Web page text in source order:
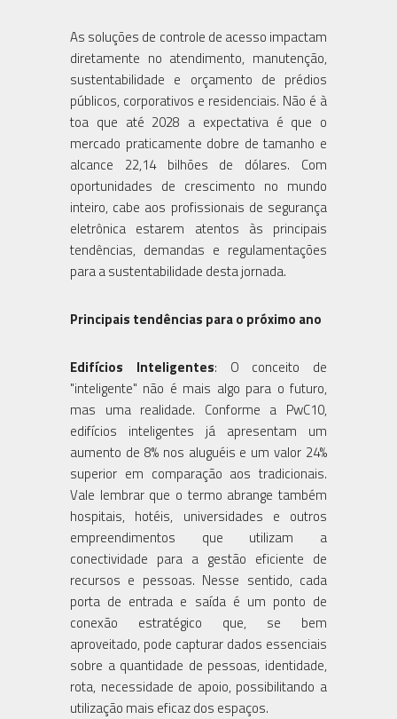
As soluções de controle de acesso impactam
diretamente no atendimento, manutenção,
sustentabilidade e orçamento de prédios
públicos, corporativos e residenciais. Não é à
toa que até 2028 a expectativa é que o
mercado praticamente dobre de tamanho e
alcance 22,14 bilhões de dólares. Com
oportunidades de crescimento no mundo
inteiro, cabe aos profissionais de segurança
eletrônica estarem atentos às principais
tendências, demandas e regulamentações
para a sustentabilidade desta jornada.
Principais tendências para o próximo ano
Edifícios Inteligentes: O conceito de
"inteligente" não é mais algo para o futuro,
mas uma realidade. Conforme a PwC10,
edifícios inteligentes já apresentam um
aumento de 8% nos aluguéis e um valor 24%
superior em comparação aos tradicionais.
Vale lembrar que o termo abrange também
hospitais, hotéis, universidades e outros
empreendimentos que utilizam a
conectividade para a gestão eficiente de
recursos e pessoas. Nesse sentido, cada
porta de entrada e saída é um ponto de
conexão estratégico que, se bem
aproveitado, pode capturar dados essenciais
sobre a quantidade de pessoas, identidade,
rota, necessidade de apoio, possibilitando a
utilização mais eficaz dos espaços.